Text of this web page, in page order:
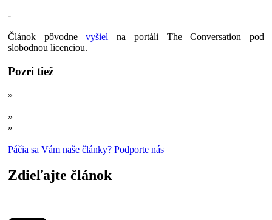
-
Článok pôvodnevyšiel na portáli The Conversation pod
slobodnou licenciou.
Pozri tiež
»
»
»
Páčia sa Vám naše články? Podporte nás
Zdieľajte článok